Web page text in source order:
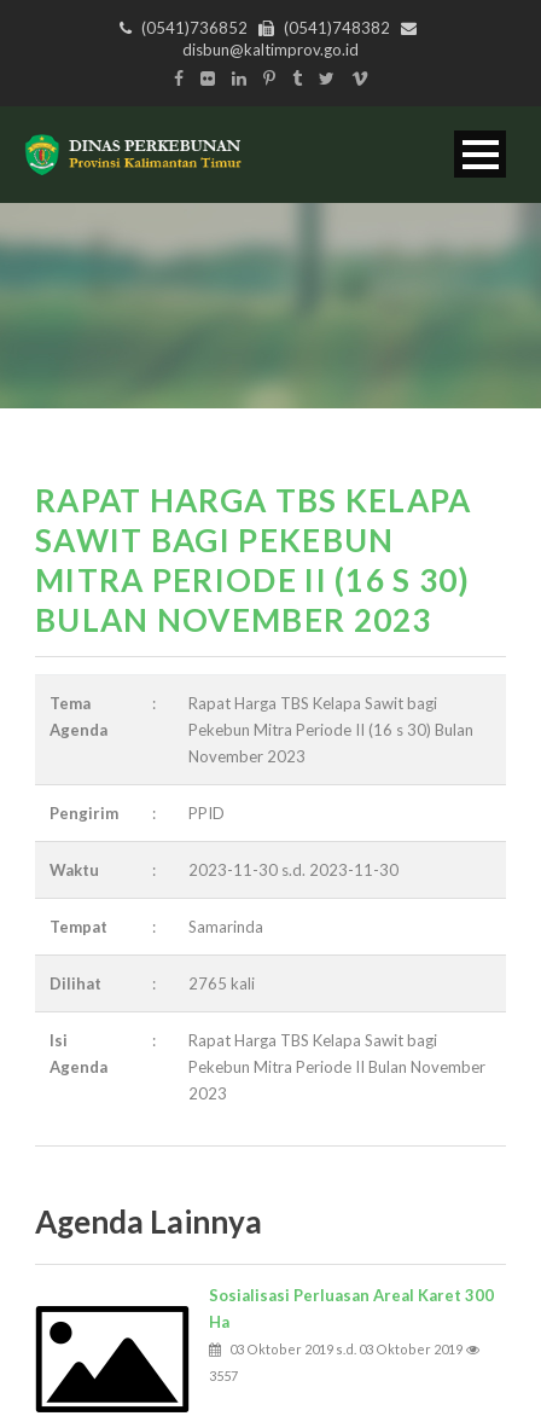
(0541)736852
(0541)748382
disbun@kaltimprov.go.id
RAPAT HARGA TBS KELAPA
SAWIT BAGI PEKEBUN
MITRA PERIODE II (16 S 30)
BULAN NOVEMBER 2023
Tema
Agenda
:
Rapat Harga TBS Kelapa Sawit bagi
Pekebun Mitra Periode II (16 s 30) Bulan
November 2023
Pengirim : PPID
Waktu : 2023-11-30 s.d. 2023-11-30
Tempat : Samarinda
Dilihat : 2765 kali
Isi
Agenda
:
Rapat Harga TBS Kelapa Sawit bagi
Pekebun Mitra Periode II Bulan November
2023
Agenda Lainnya
Sosialisasi Perluasan Areal Karet 300
Ha
03 Oktober 2019 s.d. 03 Oktober 2019
3557